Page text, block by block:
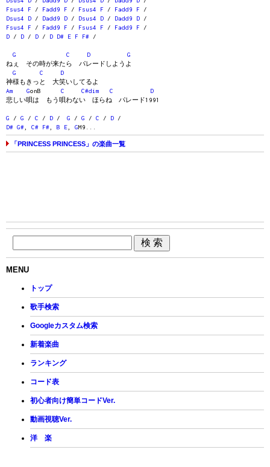
Fsus4
F / Fadd9 F / Fsus4 F / Fadd9 F /
Dsus4
D / Dadd9 D / Dsus4 D / Dadd9 D /
Fsus4
F / Fadd9 F / Fsus4 F / Fadd9 F /
D / D / D / D D# E F F# /
G C D
G
ねぇ その時が来たら パレードしようよ
G
C
D
神様もきっと 大笑いしてるよ
Am
GonB C C#dim C
D
悲しい唄は もう唄わない ほらね パレード1991
G / G / C / D / G / G / C / D /
D# G# C# F# B E GM9...
「PRINCESS PRINCESS」の楽曲一覧
MENU
トップ
歌手検索
Googleカスタム検索
新着楽曲
ランキング
コード表
初心者向け簡単コードVer.
動画視聴Ver.
洋 楽